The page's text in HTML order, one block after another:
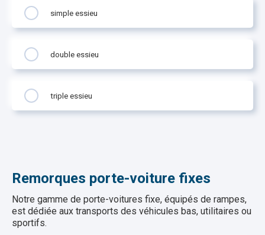
simple essieu
double essieu
triple essieu
Remorques porte-voiture fixes
Notre gamme de porte-voitures fixe, équipés de rampes,
est dédiée aux transports des véhicules bas, utilitaires ou
sportifs.